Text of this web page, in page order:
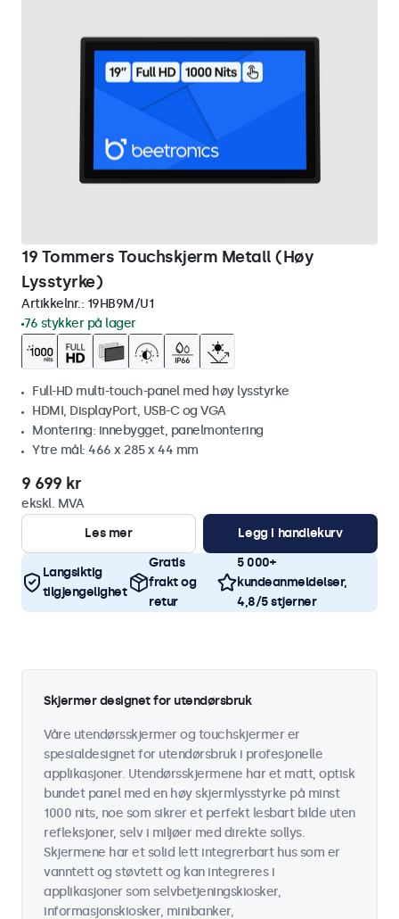
19 Tommers Touchskjerm Metall (Høy
Lysstyrke)
Artikkelnr.: 19HB9M/U1
76 stykker på lager
Full-HD multi-touch-panel med høy lysstyrke
HDMI, DisplayPort, USB-C og VGA
Montering: innebygget, panelmontering
Ytre mål: 466 x 285 x 44 mm
9 699 kr
ekskl. MVA
Les mer
Legg i handlekurv
Langsiktig
tilgjengelighet
Gratis
frakt og
retur
5 000+
kundeanmeldelser,
4,8/5 stjerner
Skjermer designet for utendørsbruk
Våre utendørsskjermer og touchskjermer er
spesialdesignet for utendørsbruk i profesjonelle
applikasjoner. Utendørsskjermene har et matt, optisk
bundet panel med en høy skjermlysstyrke på minst
1000 nits, noe som sikrer et perfekt lesbart bilde uten
refleksjoner, selv i miljøer med direkte sollys.
Skjermene har et solid lett integrerbart hus som er
vanntett og støvtett og kan integreres i
applikasjoner som selvbetjeningskiosker,
informasjonskiosker, minibanker,